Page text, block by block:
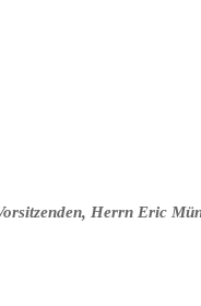
Herrn Eric